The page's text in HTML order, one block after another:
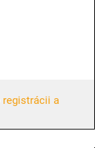
registrácii a